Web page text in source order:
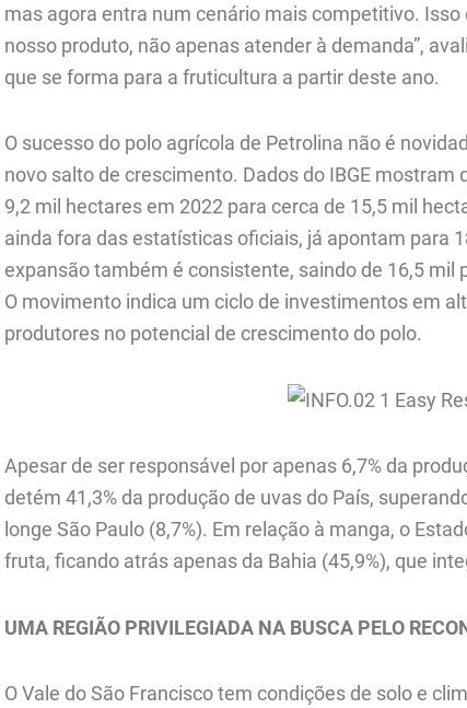
mas agora entra num cenário mais competitivo.
nosso produto, não apenas atender à demanda”,
que se forma para a fruticultura a partir deste ano.
O sucesso do polo agrícola de Petrolina não é
novo salto de crescimento. Dados do IBGE mostram
9,2 mil hectares em 2022 para cerca de 15,5 mil
ainda fora das estatísticas oficiais, já apontam para
expansão também é consistente, saindo de 16,5 mil
O movimento indica um ciclo de investimentos em
produtores no potencial de crescimento do polo.
Apesar de ser responsável por apenas 6,7% da
detém 41,3% da produção de uvas do País,
longe São Paulo (8,7%). Em relação à manga, o
fruta, ficando atrás apenas da Bahia (45,9%), que
UMA REGIÃO PRIVILEGIADA NA BUSCA PELO
O Vale do São Francisco tem condições de solo e